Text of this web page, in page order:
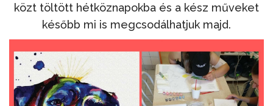
közt töltött hétköznapokba és a kész műveket
később mi is megcsodálhatjuk majd.